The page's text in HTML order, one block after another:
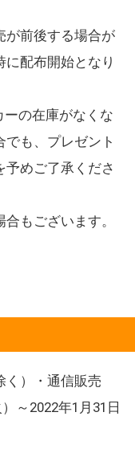
が前後する場合が
配布開始となり
ーの在庫がなくな
も、プレゼント
予めご了承くださ
もございます。
く）・通信販売
～2022年1月31日